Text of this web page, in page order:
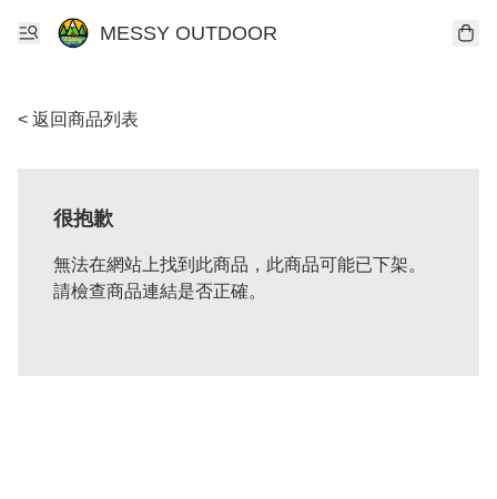
MESSY OUTDOOR
< 返回商品列表
很抱歉
無法在網站上找到此商品，此商品可能已下架。
請檢查商品連結是否正確。